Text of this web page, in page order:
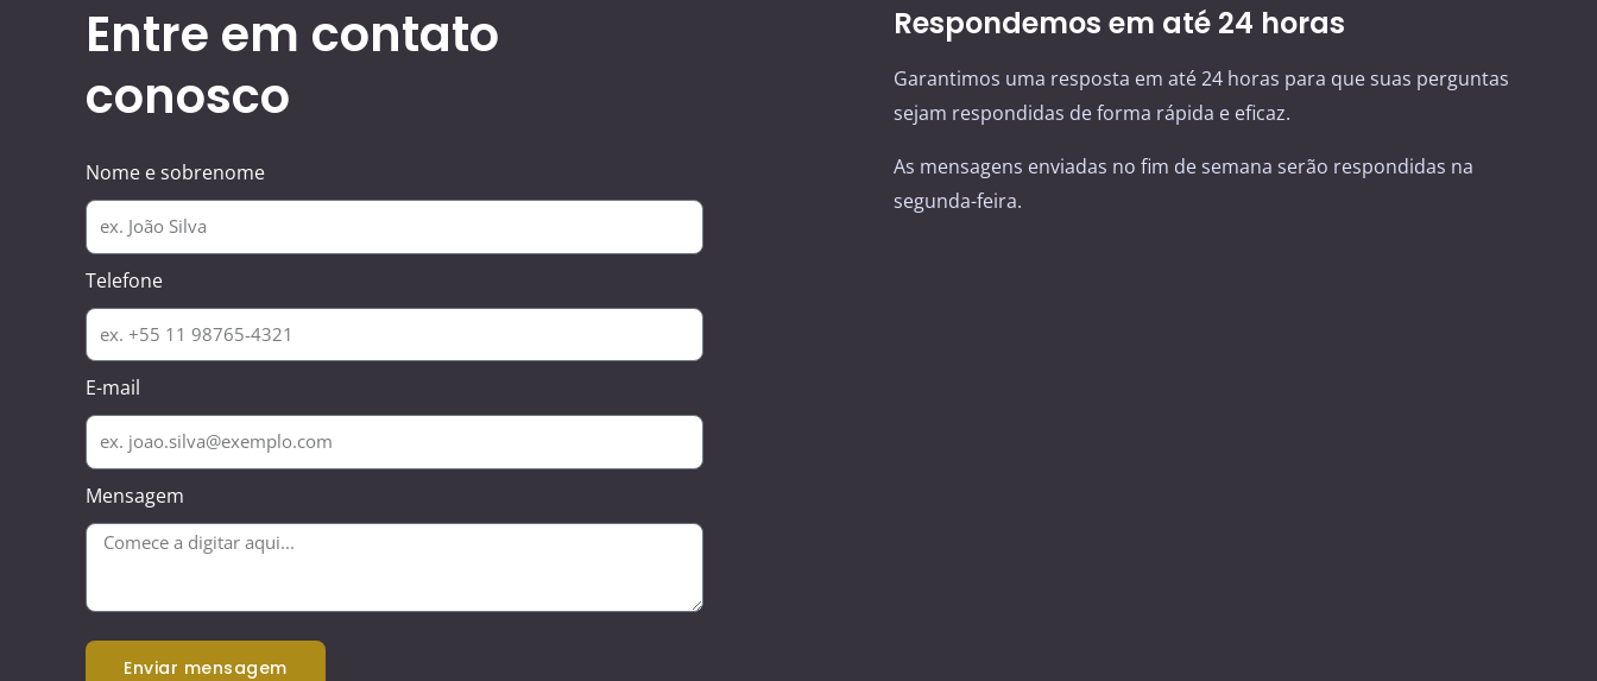
Entre em contato
conosco
Nome e sobrenome
Telefone
E-mail
Mensagem
enviar mensagem
Respondemos em até 24 horas
Garantimos uma resposta em até 24 horas para que suas perguntas
sejam respondidas de forma rápida e eficaz.
As mensagens enviadas no fim de semana serão respondidas na
segunda-feira.